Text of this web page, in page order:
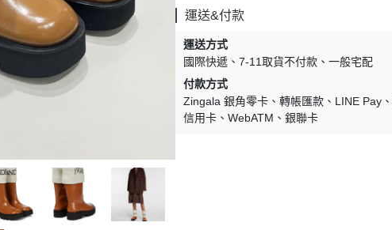
運送&付款
運送方式
國際快遞
7-11取貨不付款
一般宅配
付款方式
Zingala 銀角零卡
轉帳匯款 LINE Pay
信用卡
WebATM 銀聯卡